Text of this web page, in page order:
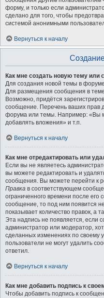
форму, и только если
сделано для того, чтобы
системой анонимными
Вернуться к началу
Как мне создать новую тему или
Для создания новой темы в
Для размещения сообщения в
Возможно, придётся
сообщение. Перечень ваших прав
форума или темы. Например: «Вы
добавлять вложения» и т.п.
Вернуться к началу
Как мне отредактировать или
Если вы не являетесь
вы можете редактировать и
сообщения. Вы можете перейти к
Правка в соответствующем
ограниченного времени после его
сообщение, то под ним появится
показывает количество правок, а
Эта надпись не появляется, если
администратор или модератор,
сделанных изменениях по своему
пользователи не могут удалить
ответил.
Вернуться к началу
Как мне добавить подпись к
Чтобы добавить подпись к